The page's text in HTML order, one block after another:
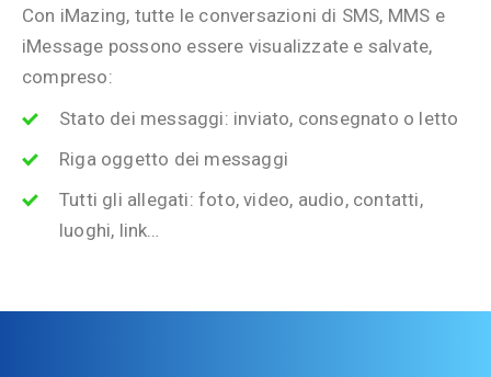
Con iMazing, tutte le conversazioni di SMS, MMS e
iMessage possono essere visualizzate e salvate,
compreso:
Stato dei messaggi: inviato, consegnato o letto
Riga oggetto dei messaggi
Tutti gli allegati: foto, video, audio, contatti,
luoghi, link…